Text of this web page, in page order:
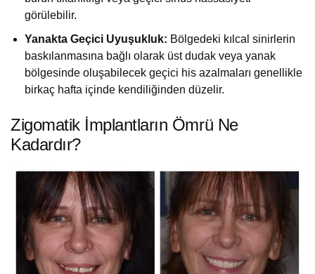
görülebilir.
Yanakta Geçici Uyuşukluk: Bölgedeki kılcal sinirlerin
baskılanmasına bağlı olarak üst dudak veya yanak
bölgesinde oluşabilecek geçici his azalmaları genellikle
birkaç hafta içinde kendiliğinden düzelir.
Zigomatik İmplantların Ömrü Ne
Kadardır?